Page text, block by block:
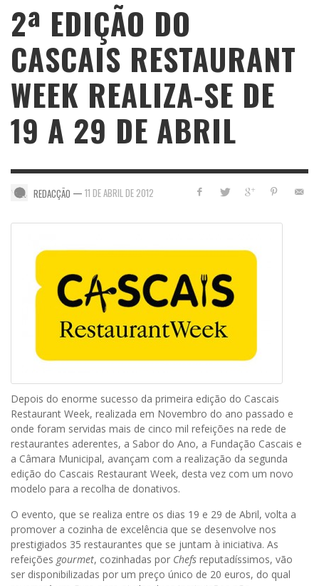
2ª EDIÇÃO DO
CASCAIS RESTAURANT
WEEK REALIZA-SE DE
19 A 29 DE ABRIL
REDACÇÃO — 11 DE ABRIL DE 2012
Depois do enorme sucesso da primeira edição do Cascais
Restaurant Week, realizada em Novembro do ano passado e
onde foram servidas mais de cinco mil refeições na rede de
restaurantes aderentes, a Sabor do Ano, a Fundação Cascais e
a Câmara Municipal, avançam com a realização da segunda
edição do Cascais Restaurant Week, desta vez com um novo
modelo para a recolha de donativos.
O evento, que se realiza entre os dias 19 e 29 de Abril, volta a
promover a cozinha de excelência que se desenvolve nos
prestigiados 35 restaurantes que se juntam à iniciativa. As
refeições gourmet, cozinhadas por Chefs reputadíssimos, vão
ser disponibilizadas por um preço único de 20 euros, do qual